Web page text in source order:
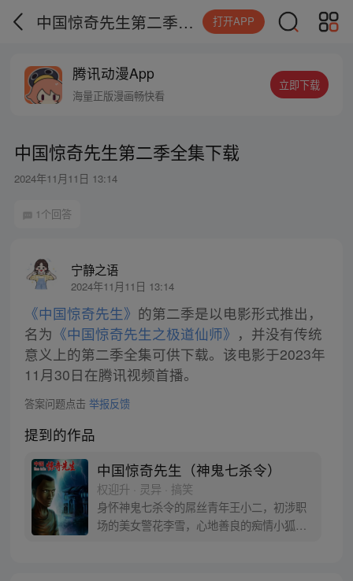
中国惊奇先生第二季全集下载 打开APP
腾讯动漫App
海量正版漫画畅快看
立即下载
中国惊奇先生第二季全集下载
2024年11月11日 13:14
1个回答
宁静之语
2024年11月11日 13:14
《中国惊奇先生》 的第二季是以电影形式推出，
名为 《中国惊奇先生之极道仙师》 ，并没有传统
意义上的第二季全集可供下载。该电影于2023年
11月30日在腾讯视频首播。
答案问题点击 举报反馈
提到的作品
中国惊奇先生（神鬼七杀令）
权迎升 · 灵异 · 搞笑
身怀神鬼七杀令的屌丝青年王小二，初涉职
场的美女警花李雪，心地善良的痴情小狐